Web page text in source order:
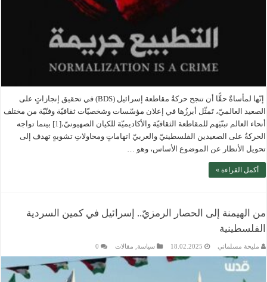
إنّها لمأساةٌ حقًّا أن تنجح حركةُ مقاطعة إسرائيل (BDS) في تحقيق إنجازاتٍ على
الصعيد العالميّ، تَمثّل أبرزُها في إعلان مؤسّسات وشخصيّات ثقافيّة وفنّيّة من مختلف
أنحاء العالم تبنّيَهم للمقاطعة الثقافيّة والأكاديميّة للكيان الصهيونيّ،[1] بينما تواجه
الحركةُ على الصعيدين الفلسطينيّ والعربيّ اتهاماتٍ ومحاولاتِ تشويهٍ تهدف إلى
تحويل الأنظار عن الموضوع الأساس، وهو …
أكمل القراءة »
من الهيمنة إلى الحصار الرمزيّ.. إسرائيل في كمين السردية
الفلسطينية
مليحة مسلماني 18.02.2025 سياسة مقالات 0